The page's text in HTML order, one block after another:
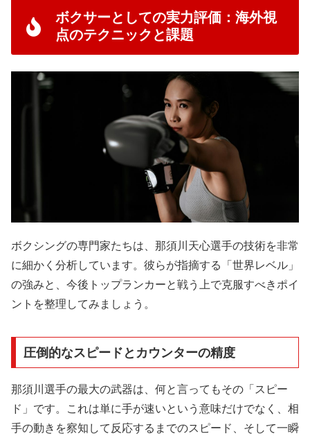
ボクサーとしての実力評価：海外視
点のテクニックと課題
ボクシングの専門家たちは、那須川天心選手の技術を非常
に細かく分析しています。彼らが指摘する「世界レベル」
の強みと、今後トップランカーと戦う上で克服すべきポイ
ントを整理してみましょう。
圧倒的なスピードとカウンターの精度
那須川選手の最大の武器は、何と言ってもその「スピー
ド」です。これは単に手が速いという意味だけでなく、相
手の動きを察知して反応するまでのスピード、そして一瞬